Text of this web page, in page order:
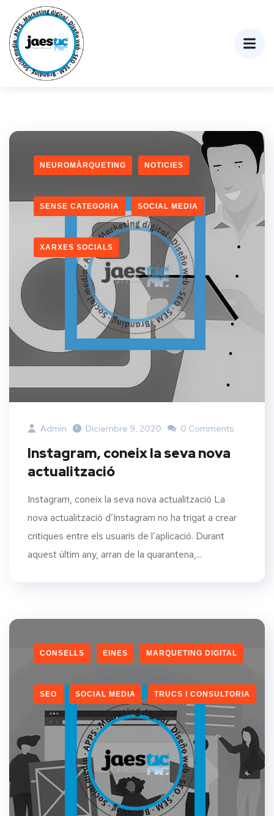
NEUROMÀRQUETING NOTICIES
SENSE CATEGORIA SOCIAL MEDIA
XARXES SOCIALS
Admin Diciembre 9, 2020 0 Comments
Instagram, coneix la seva nova
actualització
Instagram, coneix la seva nova actualització La
nova actualització d’Instagram no ha trigat a crear
critiques entre els usuaris de l’aplicació. Durant
aquest últim any, arran de la quarantena,...
CONSELLS EINES MARQUETING DIGITAL
SEO SOCIAL MEDIA TRUCS I CONSULTORIA